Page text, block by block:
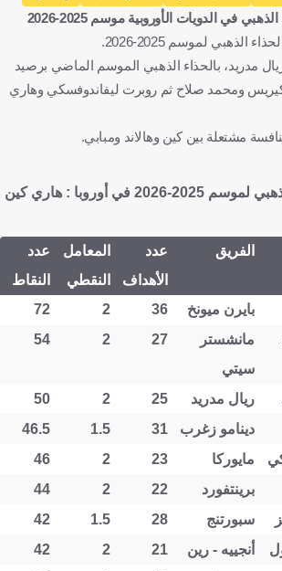
إسبانيا كرة قدم
في الدويات الأوروبية موسم 2025-2026
لموسم 2025-2026.
مدريد، بالحذاء الذهبي الموسم الماضي برصيد
ومحمد صلاح ثم روبرت ليفاندوفسكي وهاري
مشتعلة بين كين وهالاند ومبابي.
جدول ترتيب الحذاء الذهبي لموسم 2025-2026 في أوروبا : هاري كين
الفريق
عدد
الأهداف
المعامل
النقطي
عدد
النقاط
بايرن ميونخ 36
2
72
مانشستر
سيتي
27
2
54
ريال مدريد 25
2
50
دينامو زغرب 31
1.5
46.5
مايوركا 23
2
46
برينتفورد 22
2
44
سبورتنج 28
1.5
42
أنجييه - رين 21
2
42